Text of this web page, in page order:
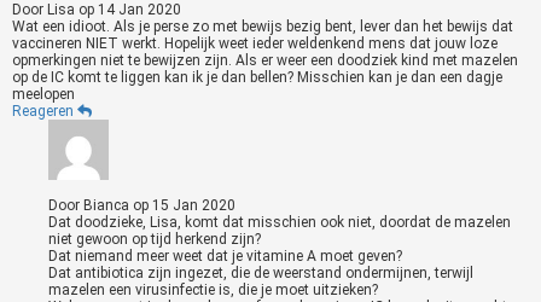
Door Lisa op 14 Jan 2020
Wat een idioot. Als je perse zo met bewijs bezig bent, lever dan het bewijs dat
vaccineren NIET werkt. Hopelijk weet ieder weldenkend mens dat jouw loze
opmerkingen niet te bewijzen zijn. Als er weer een doodziek kind met mazelen
op de IC komt te liggen kan ik je dan bellen? Misschien kan je dan een dagje
meelopen
Reageren
Door Bianca op 15 Jan 2020
Dat doodzieke, Lisa, komt dat misschien ook niet, doordat de mazelen
niet gewoon op tijd herkend zijn?
Dat niemand meer weet dat je vitamine A moet geven?
Dat antibiotica zijn ingezet, die de weerstand ondermijnen, terwijl
mazelen een virusinfectie is, die je moet uitzieken?